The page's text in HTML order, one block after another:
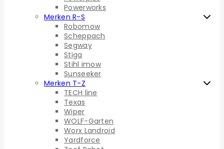
Powerworks
Merken R-S
Robomow
Scheppach
Segway
Stiga
Stihl imow
Sunseeker
Merken T-Z
TECH line
Texas
Wiper
WOLF-Garten
Worx Landroid
Yardforce